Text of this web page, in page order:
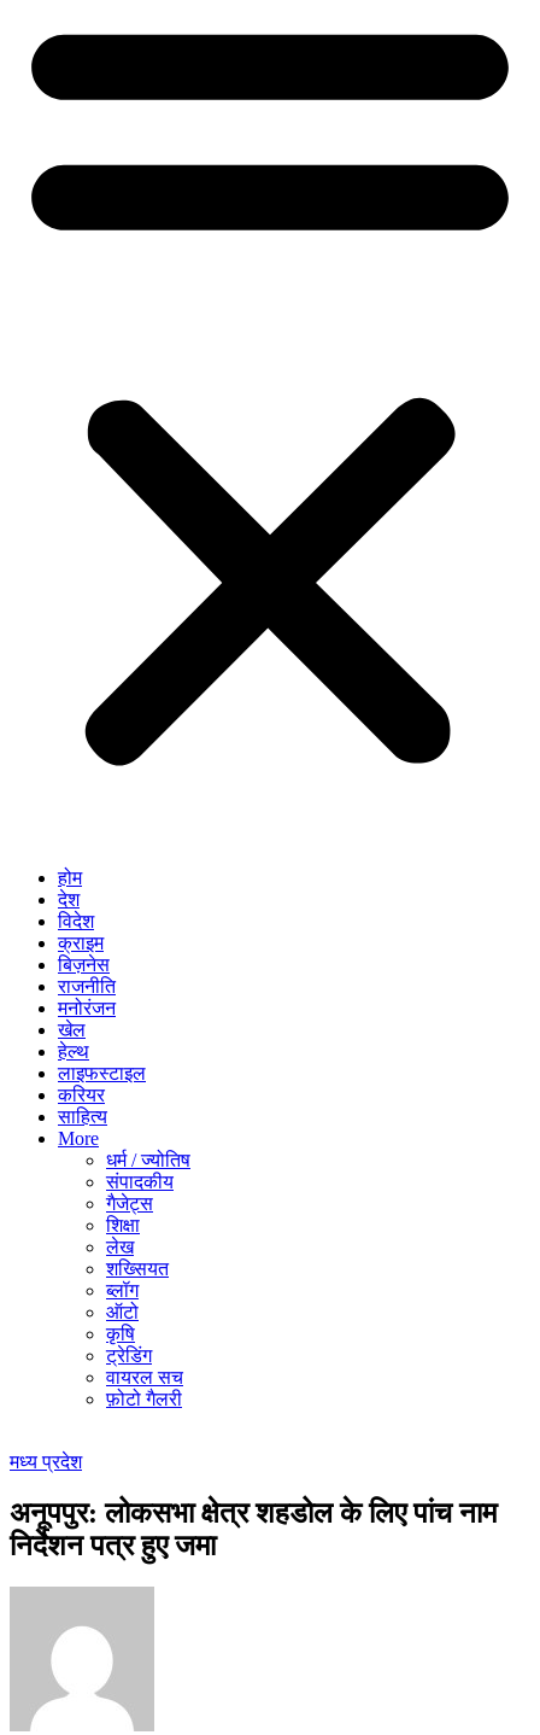
होम
देश
विदेश
क्राइम
बिज़नेस
राजनीति
मनोरंजन
खेल
हेल्थ
लाइफस्टाइल
करियर
साहित्य
More
धर्म / ज्योतिष
संपादकीय
गैजेट्स
शिक्षा
लेख
शख्सियत
ब्लॉग
ऑटो
कृषि
ट्रेडिंग
वायरल सच
फ़ोटो गैलरी
मध्य प्रदेश
अनूपपुर: लोकसभा क्षेत्र शहडोल के लिए पांच नाम
निर्देशन पत्र हुए जमा